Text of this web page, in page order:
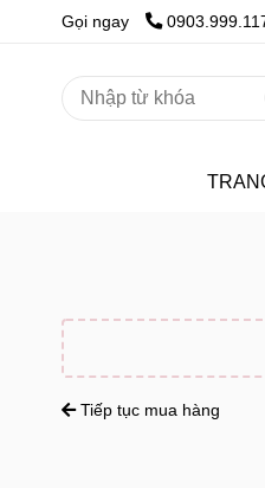
Gọi ngay
Tiếp tục mua hàng